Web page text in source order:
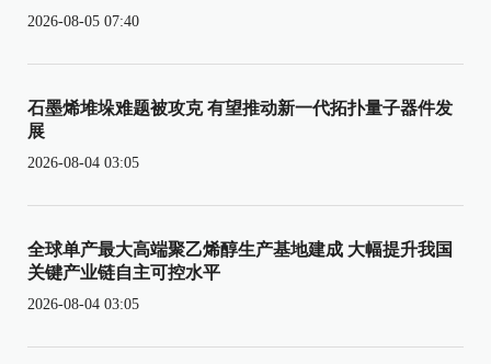
2026-08-05 07:40
石墨烯堆垛难题被攻克 有望推动新一代拓扑量子器件发
展
2026-08-04 03:05
全球单产最大高端聚乙烯醇生产基地建成 大幅提升我国
关键产业链自主可控水平
2026-08-04 03:05